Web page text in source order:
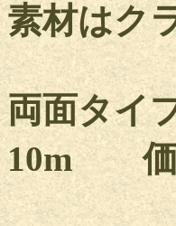
素材はク
両面タイ
10m 価